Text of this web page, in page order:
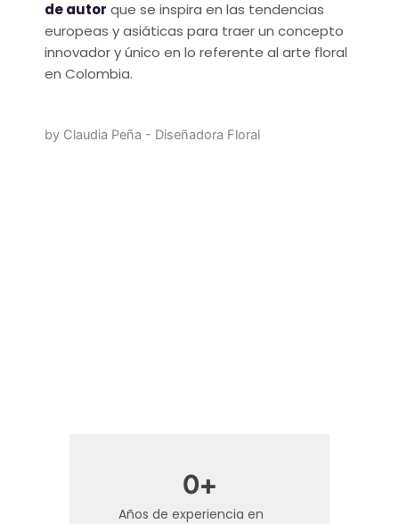
de autor que se inspira en las tendencias
europeas y asiáticas para traer un concepto
innovador y único en lo referente al arte floral
en Colombia.
by Claudia Peña - Diseñadora Floral
Años de experiencia en
0+